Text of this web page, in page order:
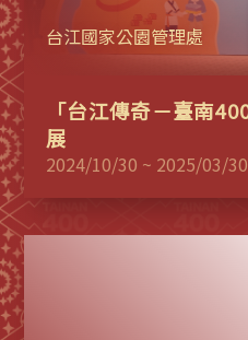
台江國家公園管理處
「台江傳奇－臺南
展
2024/10/30 ~ 2025/03/30